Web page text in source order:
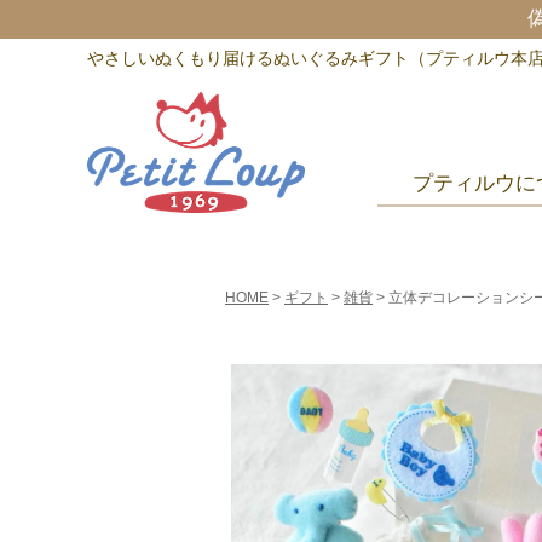
やさしいぬくもり届けるぬいぐるみギフト（プティルウ本
プティルウに
HOME ギフト 雑貨 立体デコレーションシ